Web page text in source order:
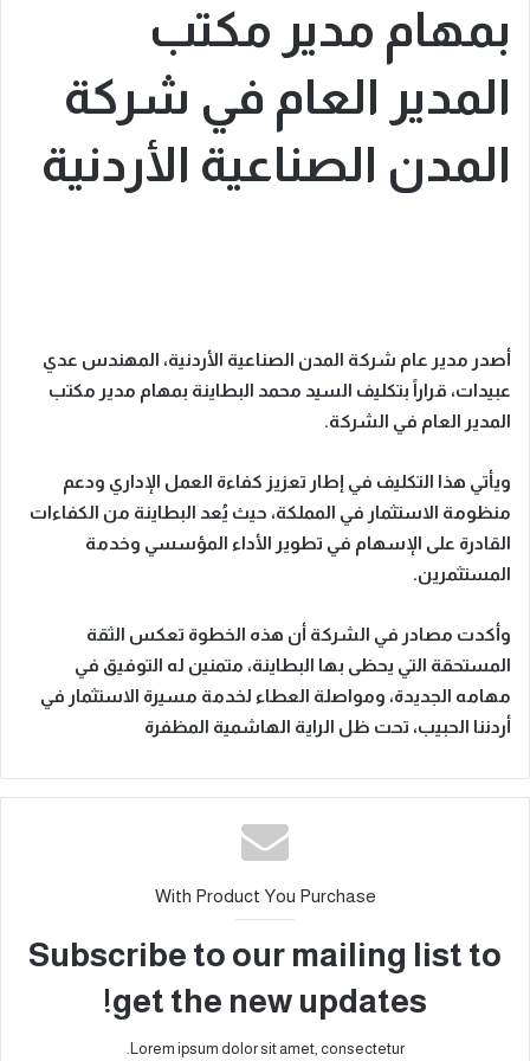
بمهام مدير مكتب
المدير العام في شركة
المدن الصناعية الأردنية
أصدر مدير عام شركة المدن الصناعية الأردنية، المهندس عدي
عبيدات، قراراً بتكليف السيد محمد البطاينة بمهام مدير مكتب
المدير العام في الشركة.
ويأتي هذا التكليف في إطار تعزيز كفاءة العمل الإداري ودعم
منظومة الاستثمار في المملكة، حيث يُعد البطاينة من الكفاءات
القادرة على الإسهام في تطوير الأداء المؤسسي وخدمة
المستثمرين.
وأكدت مصادر في الشركة أن هذه الخطوة تعكس الثقة
المستحقة التي يحظى بها البطاينة، متمنين له التوفيق في
مهامه الجديدة، ومواصلة العطاء لخدمة مسيرة الاستثمار في
أردننا الحبيب، تحت ظل الراية الهاشمية المظفرة
With Product You Purchase
Subscribe to our mailing list to
get the new updates!
Lorem ipsum dolor sit amet, consectetur.